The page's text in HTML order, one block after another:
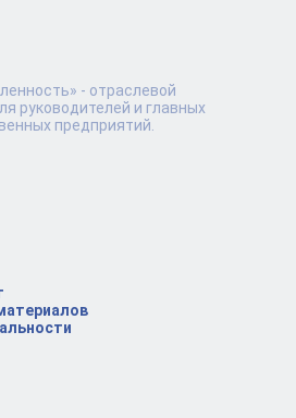
- отраслевой
руководителей и главных
предприятий.